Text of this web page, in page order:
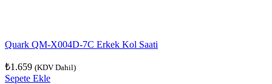
Quark QM-X004D-7C Erkek Kol Saati
₺1.659 (KDV Dahil)
Sepete Ekle